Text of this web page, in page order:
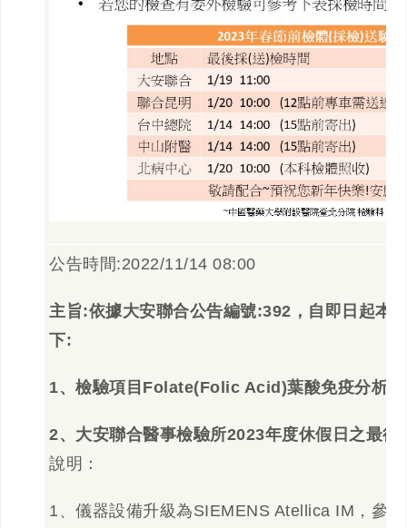
公告時間:2022/11/14 08:00
主旨:依據大安聯合公告編號:392，自即日起本
下:
1、檢驗項目Folate(Folic Acid)葉酸免疫分析
2、大安聯合醫事檢驗所2023年度休假日之最
說明：
1、儀器設備升級為SIEMENS Atellica IM，參